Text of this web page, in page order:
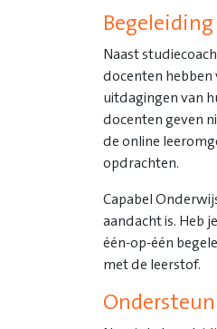
Naast
docenten hebben
uitdagingen van
docenten geven
de online
opdrachten.
Capabel
aandacht is. Heb
één-op-één
met de leerstof.